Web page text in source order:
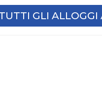
GLI ALLOGGI